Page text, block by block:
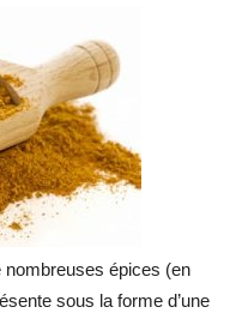
épices (en
sous la forme d’une